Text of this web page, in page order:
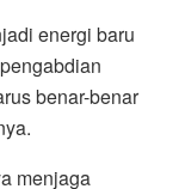
energi baru
benar-benar
menjaga